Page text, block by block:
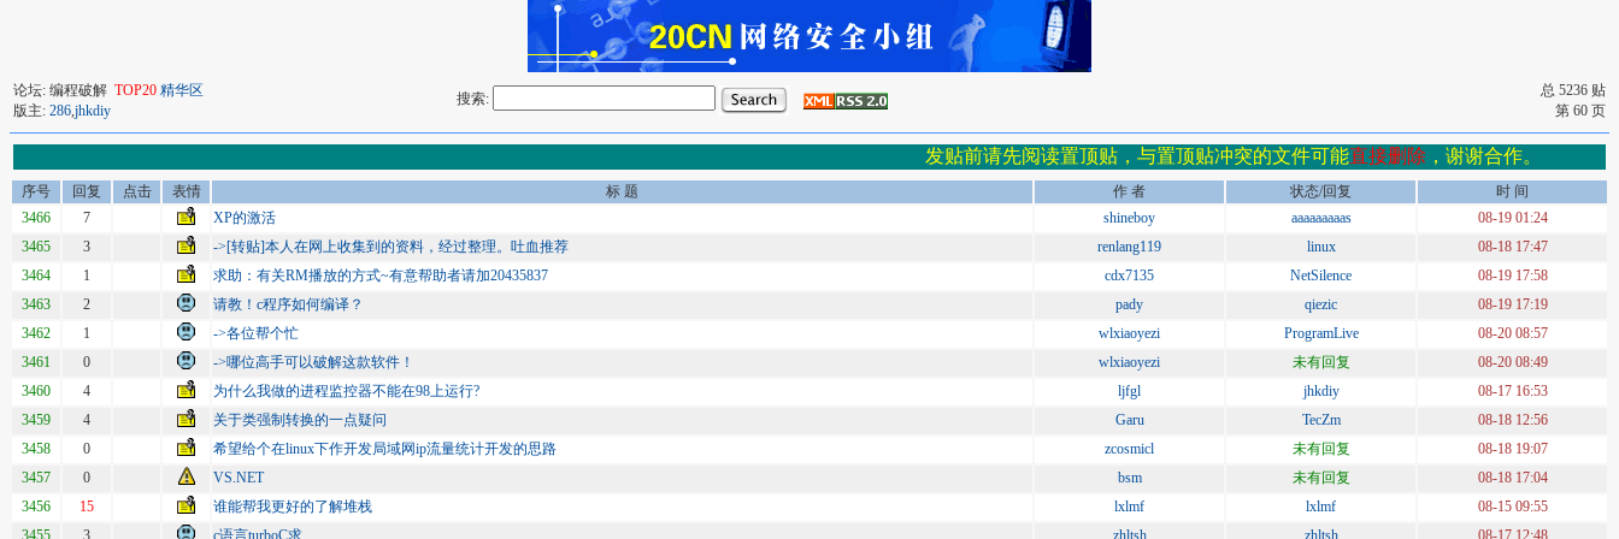
论坛: 编程破解 TOP20 精华区
版主: 286,jhkdiy
搜索:
总 5236 贴
第 60 页
发贴前请先阅读置顶贴，与置顶贴冲突的文件可能直接删除，谢谢合作。
序号 回复 点击 表情 标 题 作 者 状态/回复
时 间
3466
7 XP的激活 shineboy aaaaaaaaas
08-19 01:24
3465
3 ->[转贴]本人在网上收集到的资料，经过整理。吐血推荐 renlang119 linux
08-18 17:47
3464
1 求助：有关RM播放的方式~有意帮助者请加20435837 cdx7135 NetSilence
08-19 17:58
3463
2 请教！c程序如何编译？ pady qiezic
08-19 17:19
3462
1 ->各位帮个忙 wlxiaoyezi ProgramLive
08-20 08:57
3461
0 ->哪位高手可以破解这款软件！ wlxiaoyezi 未有回复
08-20 08:49
3460
4 为什么我做的进程监控器不能在98上运行? ljfgl jhkdiy
08-17 16:53
3459
4 关于类强制转换的一点疑问 Garu TecZm
08-18 12:56
3458
0 希望给个在linux下作开发局域网ip流量统计开发的思路 zcosmicl 未有回复
08-18 19:07
3457
0 VS.NET bsm 未有回复
08-18 17:04
3456
15 谁能帮我更好的了解堆栈 lxlmf lxlmf
08-15 09:55
3455
3 c语言turboC求 zhltsh zhltsh
08-17 12:48